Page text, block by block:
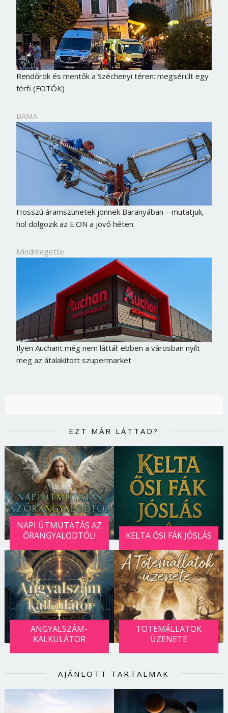
Rendőrök és mentők a Széchenyi téren: megsérült egy
férfi (FOTÓK)
BAMA
Hosszú áramszünetek jönnek Baranyában – mutatjuk,
hol dolgozik az E.ON a jövő héten
Mindmegette
Ilyen Auchant még nem láttál: ebben a városban nyílt
meg az átalakított szupermarket
EZT MÁR LÁTTAD?
NAPI ÚTMUTATÁS AZ
ŐRANGYALODTÓL!
KELTA ŐSI FÁK JÓSLÁS
ANGYALSZÁM-
KALKULÁTOR
TOTEMÁLLATOK
ÜZENETE
AJÁNLOTT TARTALMAK